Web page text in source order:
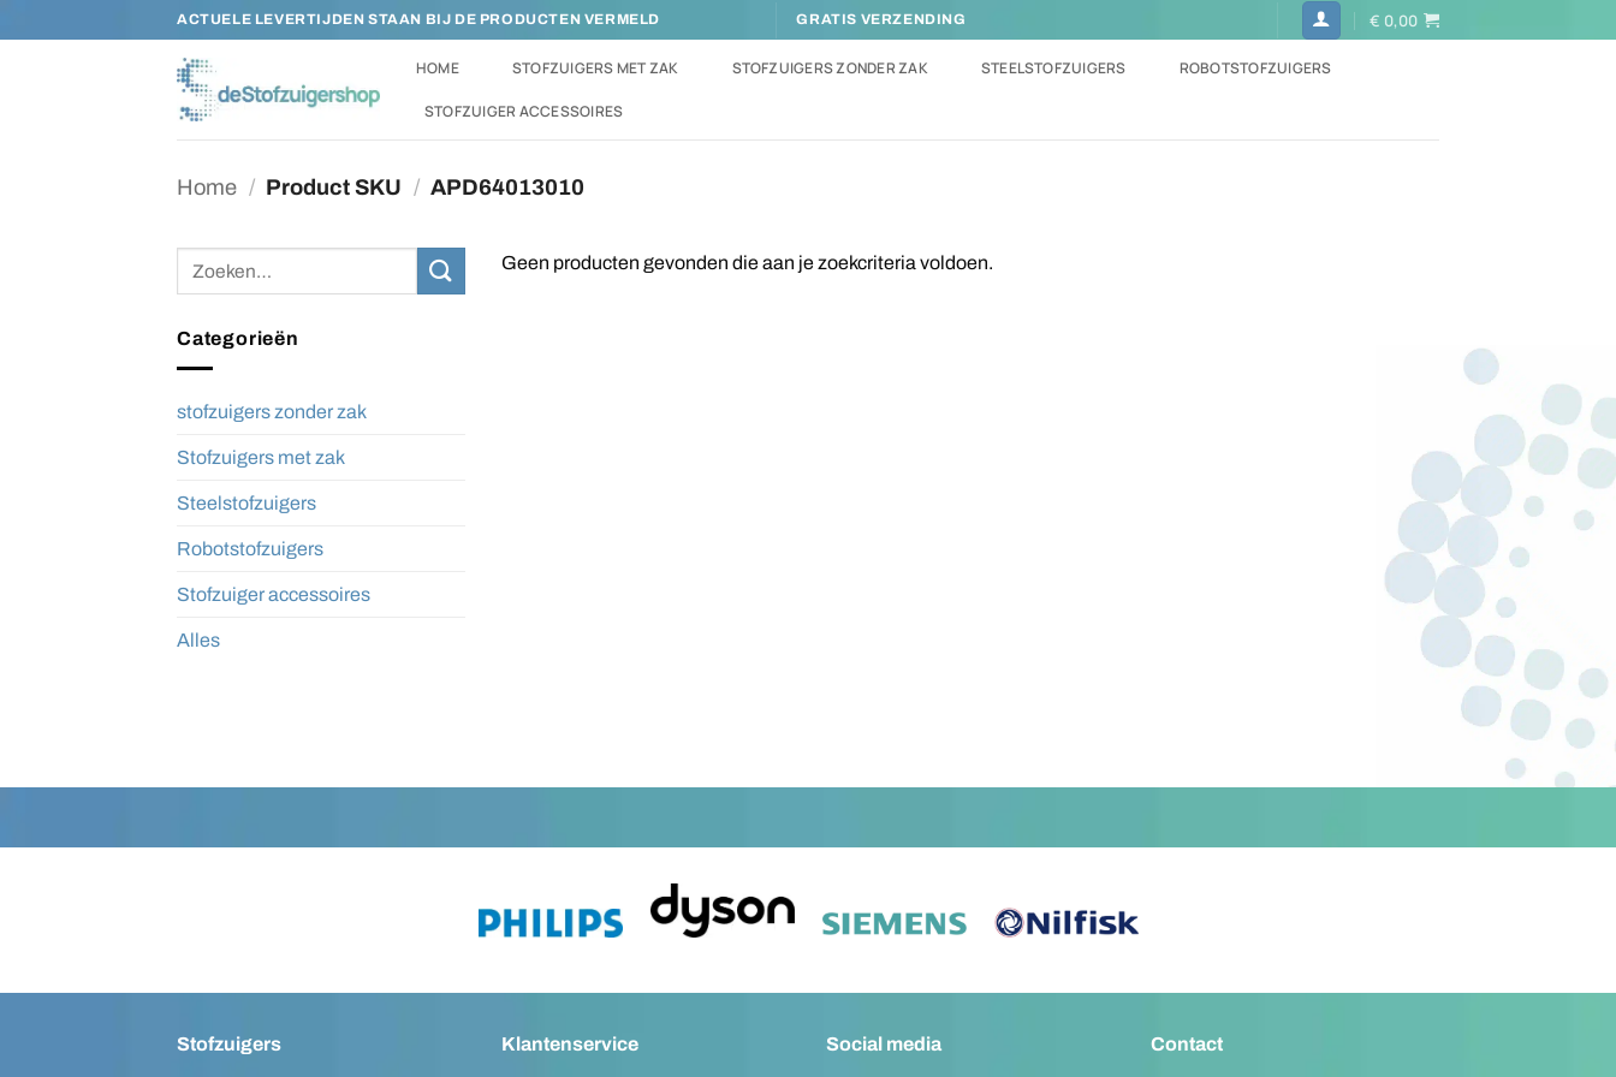
naar
ACTUELE LEVERTIJDEN STAAN BIJ DE PRODUCTEN VERMELD GRATIS VERZENDING € 0,00
HOME STOFZUIGERS MET ZAK STOFZUIGERS ZONDER ZAK STEELSTOFZUIGERS ROBOTSTOFZUIGERS
STOFZUIGER ACCESSOIRES
Home / Product SKU / APD64013010
Zoeken
Categorieën
stofzuigers zonder zak
Stofzuigers met zak
Steelstofzuigers
Robotstofzuigers
Stofzuiger accessoires
Alles
Geen producten gevonden die aan je zoekcriteria voldoen.
Stofzuigers Klantenservice Social media Contact